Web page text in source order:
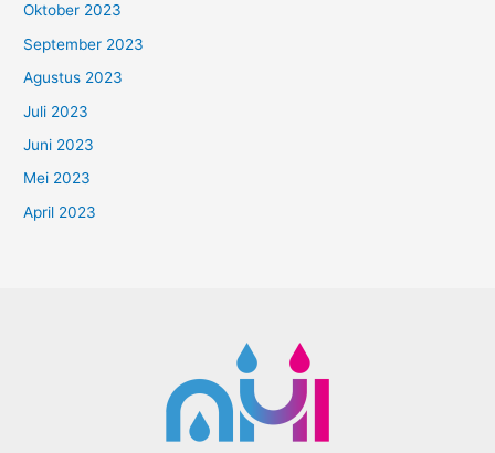
Oktober 2023
September 2023
Agustus 2023
Juli 2023
Juni 2023
Mei 2023
April 2023